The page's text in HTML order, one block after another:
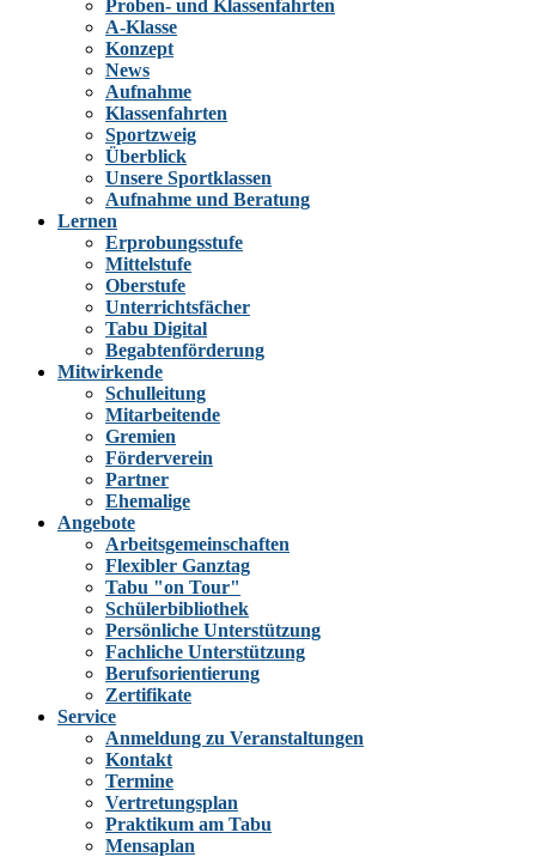
Proben- und Klassenfahrten
A-Klasse
Konzept
News
Aufnahme
Klassenfahrten
Sportzweig
Überblick
Unsere Sportklassen
Aufnahme und Beratung
Lernen
Erprobungsstufe
Mittelstufe
Oberstufe
Unterrichtsfächer
Tabu Digital
Begabtenförderung
Mitwirkende
Schulleitung
Mitarbeitende
Gremien
Förderverein
Partner
Ehemalige
Angebote
Arbeitsgemeinschaften
Flexibler Ganztag
Tabu "on Tour"
Schülerbibliothek
Persönliche Unterstützung
Fachliche Unterstützung
Berufsorientierung
Zertifikate
Service
Anmeldung zu Veranstaltungen
Kontakt
Termine
Vertretungsplan
Praktikum am Tabu
Mensaplan